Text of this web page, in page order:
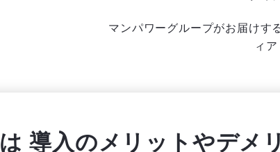
マンパワーグループがお届けす
ィア
導入のメリットやデメ